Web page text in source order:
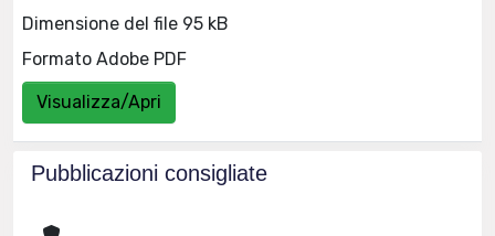
Dimensione del file 95 kB
Formato Adobe PDF
Visualizza/Apri
Pubblicazioni consigliate